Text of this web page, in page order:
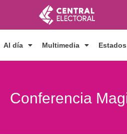
contenido
Al día Multimedia Estados
Conferencia